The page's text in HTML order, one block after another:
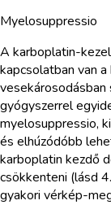
Myelosuppressio
A karboplatin-
kapcsolatban van
gyógyszerrel
myelosuppressio,
és elhúzódóbb
karboplatin kezdő
csökkenteni (lásd
gyakori vérkép-